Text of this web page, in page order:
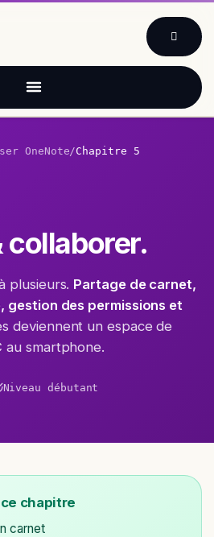
OneNote/Chapitre 5
collaborer.
plusieurs. Partage de carnet,
gestion des permissions et
deviennent un espace de
au smartphone.
Niveau débutant
chapitre
carnet